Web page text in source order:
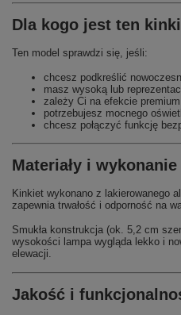
Dla kogo jest ten
Ten model sprawdzi się, jeśli:
chcesz podkreślić
masz wysoką lub
zależy Ci na efekcie
potrzebujesz mocnego
chcesz połączyć funkcję
Materiały i wykonanie
Kinkiet wykonano z lakierowanego
zapewnia trwałość i odporność na
Smukła konstrukcja (ok. 5,2 cm
wysokości lampa wygląda lekko i
elewacji.
Jakość i